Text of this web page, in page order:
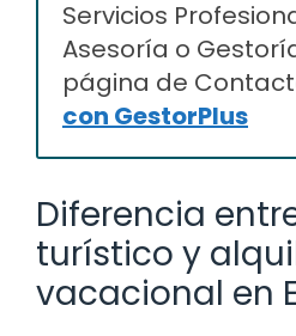
Servicios
Asesoría o
página de
con GestorPlus
Diferencia
turístico y
vacacional en